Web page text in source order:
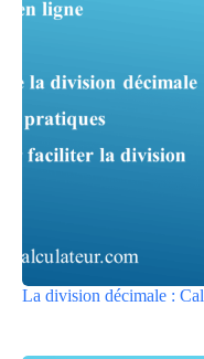
La division décimale :